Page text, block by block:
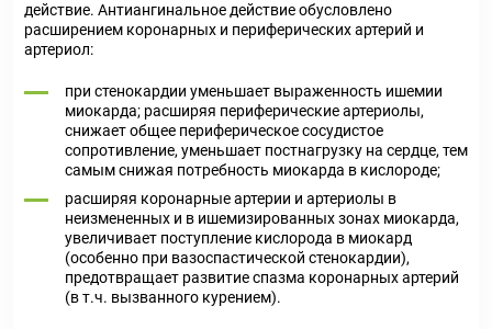
действие. Антиангинальное действие обусловлено
расширением коронарных и периферических артерий и
артериол:
при стенокардии уменьшает выраженность ишемии
миокарда; расширяя периферические артериолы,
снижает общее периферическое сосудистое
сопротивление, уменьшает постнагрузку на сердце, тем
самым снижая потребность миокарда в кислороде;
расширяя коронарные артерии и артериолы в
неизмененных и в ишемизированных зонах миокарда,
увеличивает поступление кислорода в миокард
(особенно при вазоспастической стенокардии),
предотвращает развитие спазма коронарных артерий
(в т.ч. вызванного курением).